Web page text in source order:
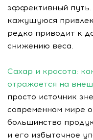
эффективный путь.
кажущуюся
редко приводит к
снижению веса.
Сахар и красота:
отражается на
просто источник
современном мире
большинства
и его избыточное